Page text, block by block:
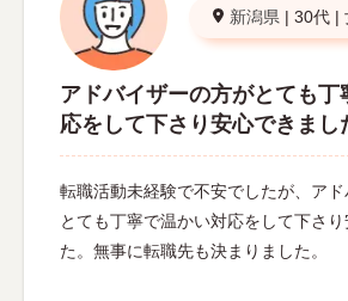
新潟県 | 30代 |
アドバイザーの方がとても丁
応をして下さり安心できまし
転職活動未経験で不安でしたが、ア
とても丁寧で温かい対応をして下さ
た。無事に転職先も決まりました。